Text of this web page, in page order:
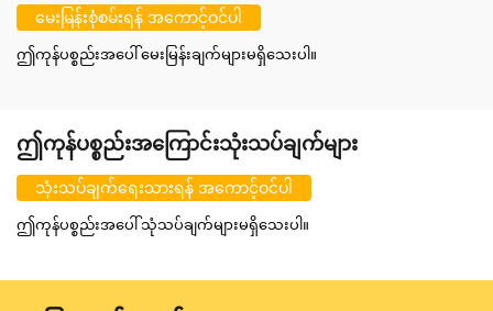
မေးမြန်းစုံစမ်းရန် အကောင့်ဝင်ပါ
ဤကုန်ပစ္စည်းအပေါ် မေးမြန်းချက်များမရှိသေးပါ။
ဤကုန်ပစ္စည်းအကြောင်းသုံးသပ်ချက်များ
သုံးသပ်ချက်ရေးသားရန် အကောင့်ဝင်ပါ
ဤကုန်ပစ္စည်းအပေါ် သုံသပ်ချက်များမရှိသေးပါ။